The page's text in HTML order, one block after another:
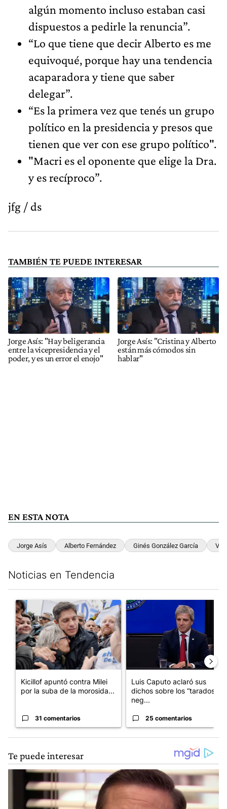
algún momento incluso estaban casi
dispuestos a pedirle la renuncia”.
“Lo que tiene que decir Alberto es me
equivoqué, porque hay una tendencia
acaparadora y tiene que saber
delegar”.
“Es la primera vez que tenés un grupo
político en la presidencia y presos que
tienen que ver con ese grupo político".
"Macri es el oponente que elige la Dra.
y es recíproco”.
jfg / ds
TAMBIÉN TE PUEDE INTERESAR
Jorge Asís: "Hay beligerancia
entre la vicepresidencia y el
poder, y es un error el enojo"
Jorge Asís: "Cristina y Alberto
están más cómodos sin
hablar"
EN ESTA NOTA
Jorge Asís Alberto Fernández Ginés González García
Noticias en Tendencia
Un artículo de tendencia con el título "Kicillof apuntó contra
Kicillof apuntó contra Milei
por la suba de la morosida...
31 comentarios
Un artículo de tendencia con
Luis Caputo aclaró sus
dichos sobre los “tarados” y
neg...
25 comentarios